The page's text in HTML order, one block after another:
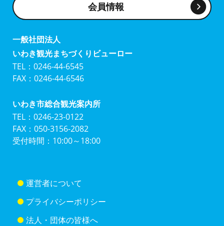
会員情報
一般社団法人
いわき観光まちづくりビューロー
TEL：0246-44-6545
FAX：0246-44-6546
いわき市総合観光案内所
TEL：0246-23-0122
FAX：050-3156-2082
受付時間：10:00～18:00
運営者について
プライバシーポリシー
法人・団体の皆様へ